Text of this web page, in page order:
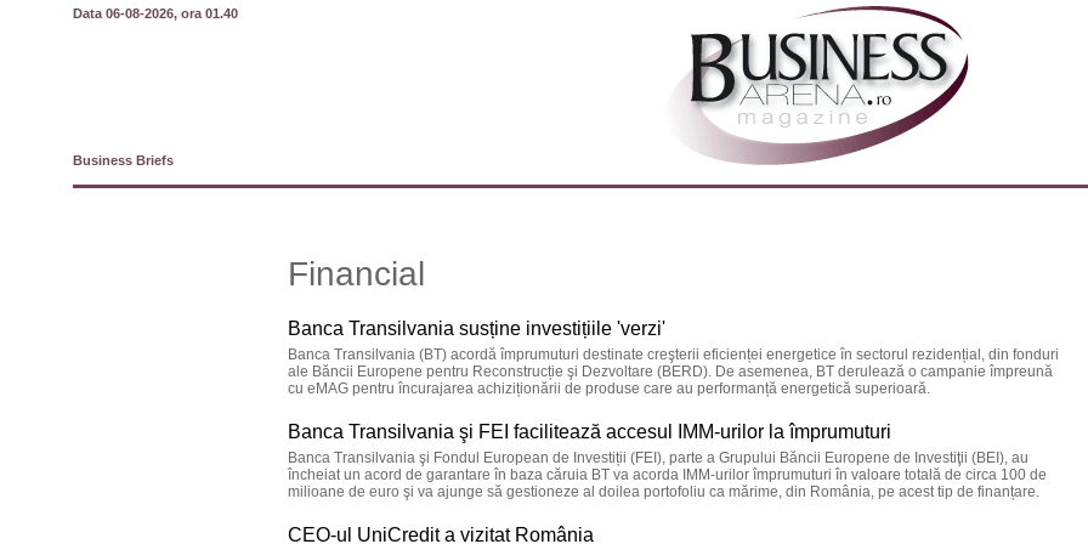
Data 06-08-2026, ora 01.40
Business Briefs
Financial
Banca Transilvania susține investițiile 'verzi'
Banca Transilvania (BT) acordă împrumuturi destinate creşterii eficienței energetice în sectorul rezidențial, din fonduri
ale Băncii Europene pentru Reconstrucție şi Dezvoltare (BERD). De asemenea, BT derulează o campanie împreună
cu eMAG pentru încurajarea achiziționării de produse care au performanță energetică superioară.
Banca Transilvania şi FEI facilitează accesul IMM-urilor la împrumuturi
Banca Transilvania şi Fondul European de Investiții (FEI), parte a Grupului Băncii Europene de Investiţii (BEI), au
încheiat un acord de garantare în baza căruia BT va acorda IMM-urilor împrumuturi în valoare totală de circa 100 de
milioane de euro şi va ajunge să gestioneze al doilea portofoliu ca mărime, din România, pe acest tip de finanțare.
CEO-ul UniCredit a vizitat România